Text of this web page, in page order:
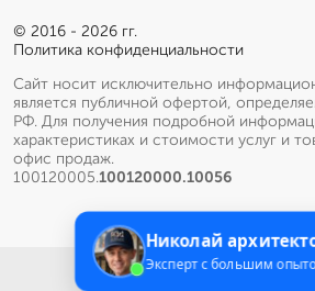
© 2016 - 2026 гг.
Политика конфиденциальности
Сайт носит исключительно
является публичной офертой,
РФ. Для получения подробной
характеристиках и стоимости услуг и
офис продаж.
100120005.100120000.10056
Меню
Николай
Эксперт с большим